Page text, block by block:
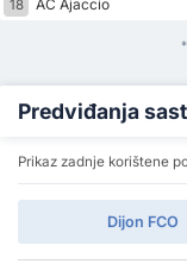
18
AC Ajaccio
*
Predviđanja
Prikaz zadnje korištene
Dijon FCO